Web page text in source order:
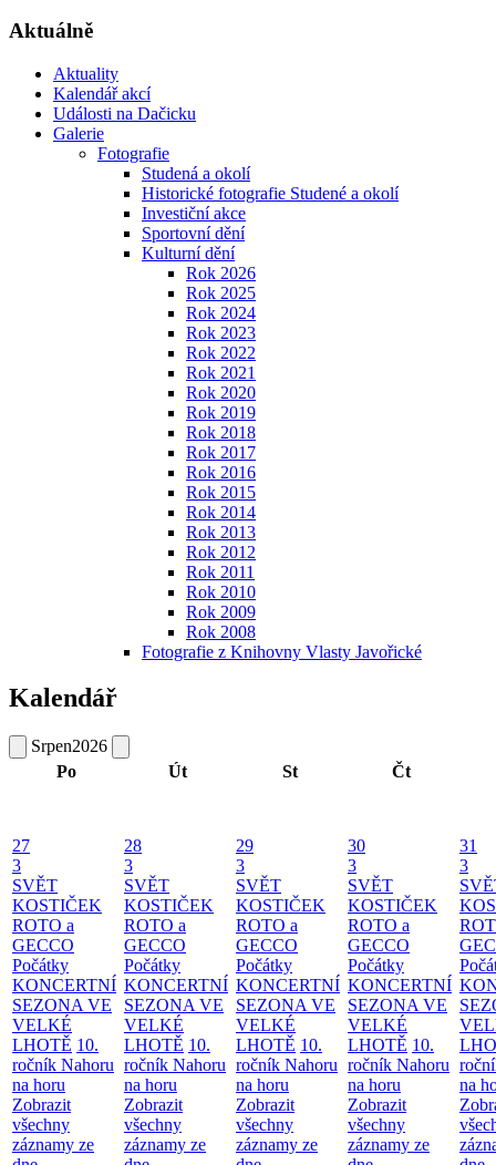
Aktuálně
Aktuality
Kalendář akcí
Události na Dačicku
Galerie
Fotografie
Studená a okolí
Historické fotografie Studené a okolí
Investiční akce
Sportovní dění
Kulturní dění
Rok 2026
Rok 2025
Rok 2024
Rok 2023
Rok 2022
Rok 2021
Rok 2020
Rok 2019
Rok 2018
Rok 2017
Rok 2016
Rok 2015
Rok 2014
Rok 2013
Rok 2012
Rok 2011
Rok 2010
Rok 2009
Rok 2008
Fotografie z Knihovny Vlasty Javořické
Kalendář
Srpen2026
Po
Út St Čt
27
3
SVĚT
KOSTIČEK
ROTO a
GECCO
Počátky
KONCERTNÍ
SEZONA VE
VELKÉ
LHOTĚ 10.
ročník Nahoru
na horu
Zobrazit
všechny
záznamy ze
28
3
SVĚT
KOSTIČEK
ROTO a
GECCO
Počátky
KONCERTNÍ
SEZONA VE
VELKÉ
LHOTĚ 10.
ročník Nahoru
na horu
Zobrazit
všechny
záznamy ze
29
3
SVĚT
KOSTIČEK
ROTO a
GECCO
Počátky
KONCERTNÍ
SEZONA VE
VELKÉ
LHOTĚ 10.
ročník Nahoru
na horu
Zobrazit
všechny
záznamy ze
30
3
SVĚT
KOSTIČEK
ROTO a
GECCO
Počátky
KONCERTNÍ
SEZONA VE
VELKÉ
LHOTĚ 10.
ročník Nahoru
na horu
Zobrazit
všechny
záznamy ze
31
3
na